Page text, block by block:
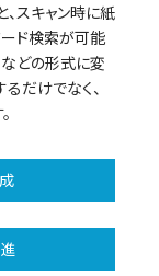
スキャン時に紙
ド検索が可能
どの形式に変
だけでなく、